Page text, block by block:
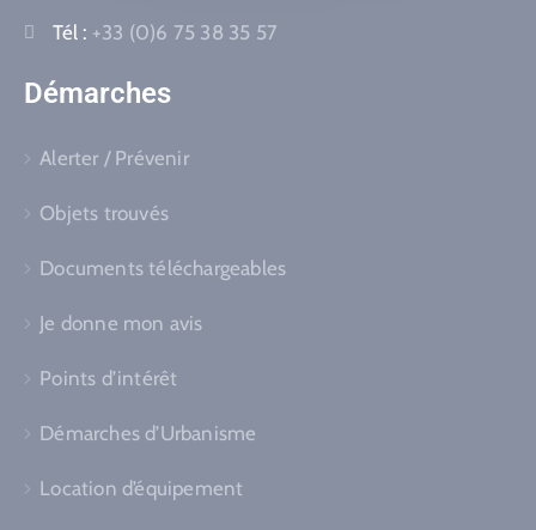
Tél : +33 (0)6 75 38 35 57
Démarches
Alerter / Prévenir
Objets trouvés
Documents téléchargeables
Je donne mon avis
Points d’intérêt
Démarches d’Urbanisme
Location d’équipement